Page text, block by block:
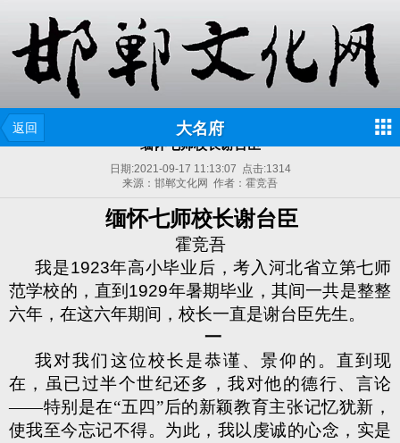
返回 大名府
缅怀七师校长谢台臣
日期:2021-09-17 11:13:07 点击:1314
来源：邯郸文化网 作者：霍竞吾
缅怀七师校长谢台臣
霍竞吾
我是1923年高小毕业后，考入河北省立第七师
范学校的，直到 1929年暑期毕业，其间一共是整整
六年，在这六年期间，校长一直是谢台臣先生。
一
我对我们这位校长是恭谨、景仰的。直到现
在，虽已过半个世纪还多，我对他的德行、言论
——特别是在“五四”后的新颖教育主张记忆犹新，
使我至今忘记不得。为此，我以虔诚的心念，实是